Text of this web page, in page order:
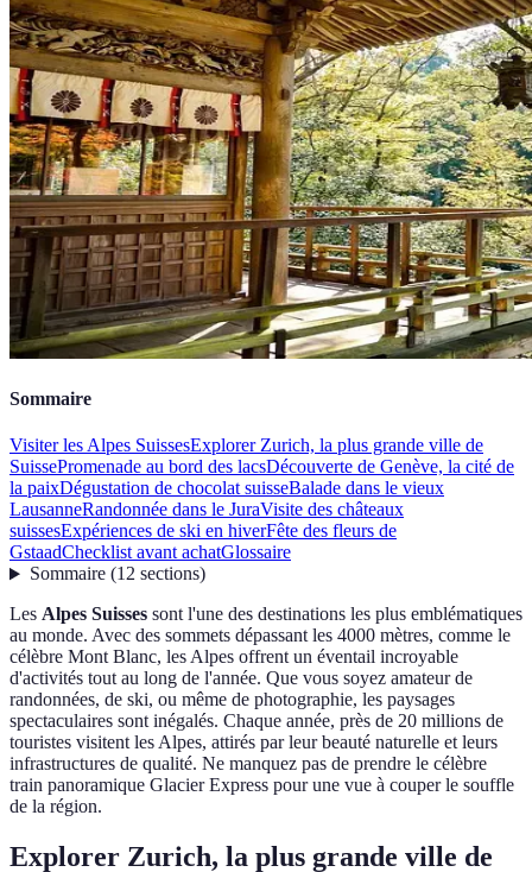
Sommaire
Visiter les Alpes SuissesExplorer Zurich, la plus grande ville de
SuissePromenade au bord des lacsDécouverte de Genève, la cité de
la paixDégustation de chocolat suisseBalade dans le vieux
LausanneRandonnée dans le JuraVisite des châteaux
suissesExpériences de ski en hiverFête des fleurs de
GstaadChecklist avant achatGlossaire
Sommaire(12 sections)
Les Alpes Suisses sont l'une des destinations les plus emblématiques
au monde. Avec des sommets dépassant les 4000 mètres, comme le
célèbre Mont Blanc, les Alpes offrent un éventail incroyable
d'activités tout au long de l'année. Que vous soyez amateur de
randonnées, de ski, ou même de photographie, les paysages
spectaculaires sont inégalés. Chaque année, près de 20 millions de
touristes visitent les Alpes, attirés par leur beauté naturelle et leurs
infrastructures de qualité. Ne manquez pas de prendre le célèbre
train panoramique Glacier Express pour une vue à couper le souffle
de la région.
Explorer Zurich, la plus grande ville de